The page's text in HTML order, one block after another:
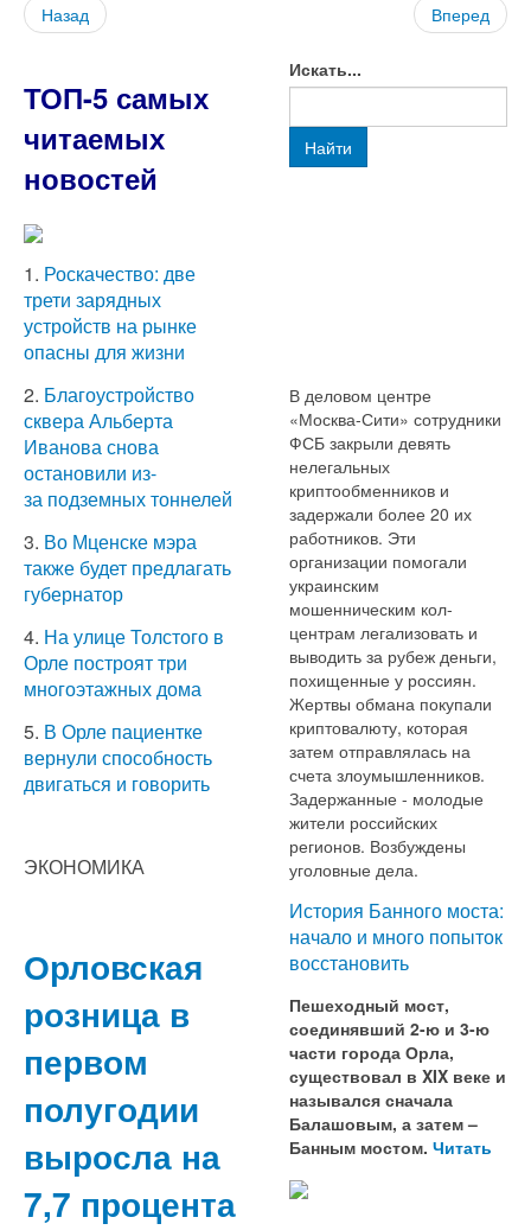
Назад Вперед
ТОП-5 самых
читаемых
новостей
1. Роскачество: две
трети зарядных
устройств на рынке
опасны для жизни
2. Благоустройство
сквера Альберта
Иванова снова
остановили из-
за подземных тоннелей
3. Во Мценске мэра
также будет предлагать
губернатор
4. На улице Толстого в
Орле построят три
многоэтажных дома
5. В Орле пациентке
вернули способность
двигаться и говорить
ЭКОНОМИКА
Орловская
розница в
первом
полугодии
выросла на
7,7 процента
Искать...
Найти
В деловом центре
«Москва-Сити» сотрудники
ФСБ закрыли девять
нелегальных
криптообменников и
задержали более 20 их
работников. Эти
организации помогали
украинским
мошенническим кол-
центрам легализовать и
выводить за рубеж деньги,
похищенные у россиян.
Жертвы обмана покупали
криптовалюту, которая
затем отправлялась на
счета злоумышленников.
Задержанные - молодые
жители российских
регионов. Возбуждены
уголовные дела.
История Банного моста:
начало и много попыток
восстановить
Пешеходный мост,
соединявший 2-ю и 3-ю
части города Орла,
существовал в XIX веке и
назывался сначала
Балашовым, а затем –
Банным мостом. Читать